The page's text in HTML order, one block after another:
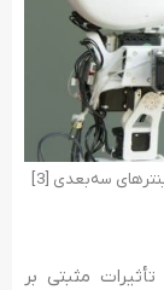
مثبتی بر